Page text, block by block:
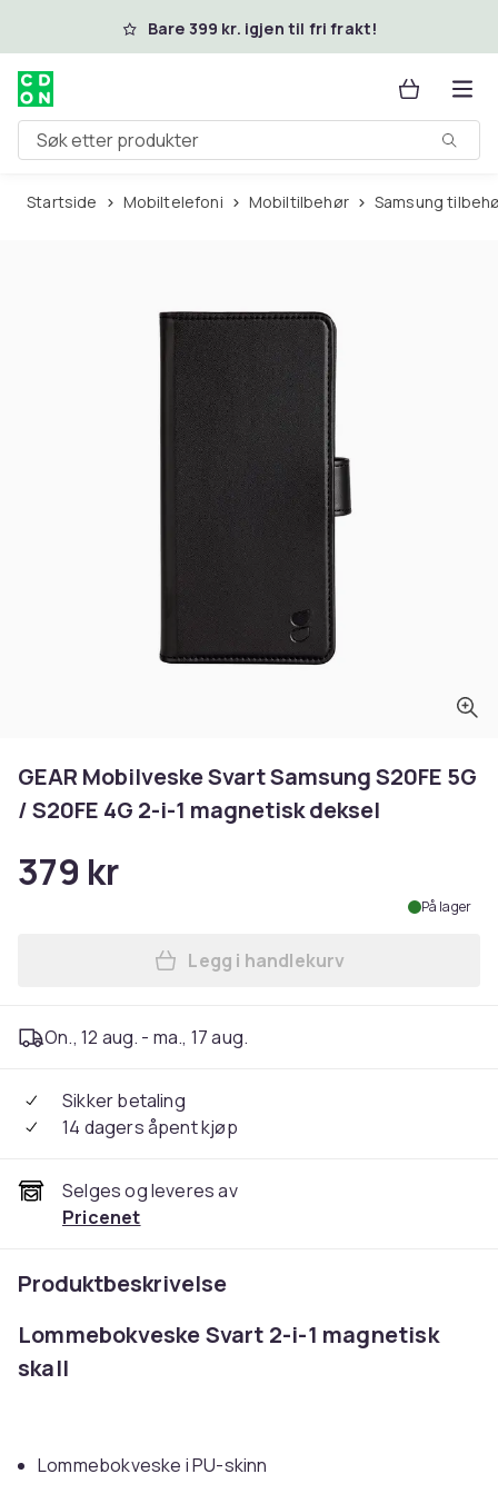
Hopp til hovedinnholdBare 399 kr. igjen til fri frakt!
Søk etter produkter
Startside Mobiltelefoni Mobiltilbehør Samsung
GEAR Mobilveske Svart Samsung S20FE 5G
/ S20FE 4G 2-i-1 magnetisk deksel
379 kr
På lager
Legg GEAR Mobilveske
Legg i handlekurv
On., 12 aug. - ma., 17 aug.
Sikker betaling
14 dagers åpent kjøp
Selges og leveres av
Pricenet
Produktbeskrivelse
Lommebokveske Svart 2-i-1 magnetisk
skall
Lommebokveske i PU-skinn